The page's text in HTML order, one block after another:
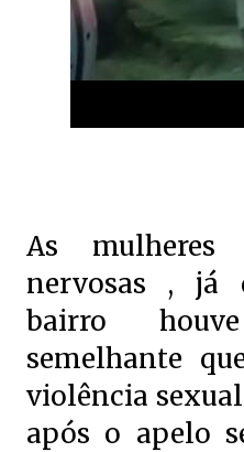
As mulheres
nervosas , já
bairro
semelhante
violência
após o apelo